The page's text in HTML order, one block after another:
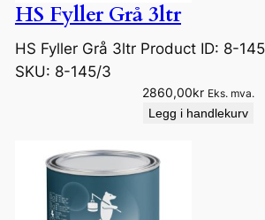
HS Fyller Grå 3ltr
HS Fyller Grå 3ltr Product ID: 8-
SKU: 8-145/3
2860,00kr Eks. mva.
Legg i handlekurv